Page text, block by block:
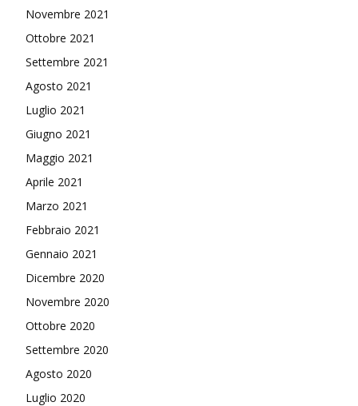
Novembre 2021
Ottobre 2021
Settembre 2021
Agosto 2021
Luglio 2021
Giugno 2021
Maggio 2021
Aprile 2021
Marzo 2021
Febbraio 2021
Gennaio 2021
Dicembre 2020
Novembre 2020
Ottobre 2020
Settembre 2020
Agosto 2020
Luglio 2020